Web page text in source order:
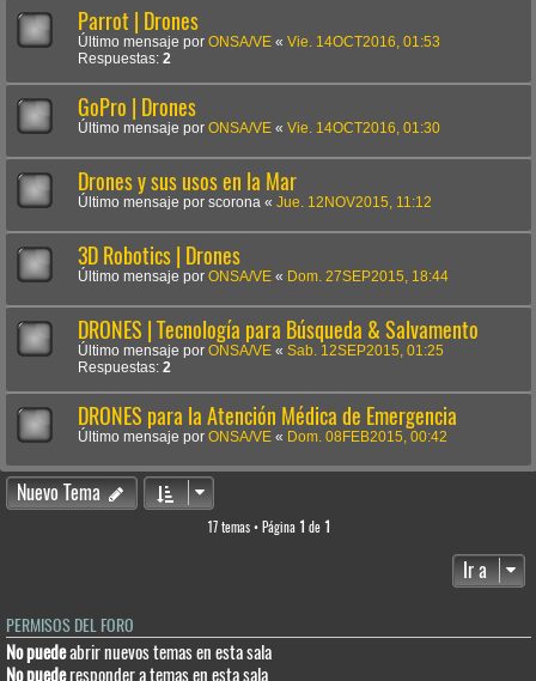
Parrot | Drones
Último mensaje por ONSA/VE « Vie. 14OCT2016, 01:53
Respuestas: 2
GoPro | Drones
Último mensaje por ONSA/VE « Vie. 14OCT2016, 01:30
Drones y sus usos en la Mar
Último mensaje por scorona « Jue. 12NOV2015, 11:12
3D Robotics | Drones
Último mensaje por ONSA/VE « Dom. 27SEP2015, 18:44
DRONES | Tecnología para Búsqueda & Salvamento
Último mensaje por ONSA/VE « Sab. 12SEP2015, 01:25
Respuestas: 2
DRONES para la Atención Médica de Emergencia
Último mensaje por ONSA/VE « Dom. 08FEB2015, 00:42
Nuevo Tema
17 temas • Página 1 de 1
Ir a
PERMISOS DEL FORO
No puedeabrir nuevos temas en esta sala
No puederesponder a temas en esta sala